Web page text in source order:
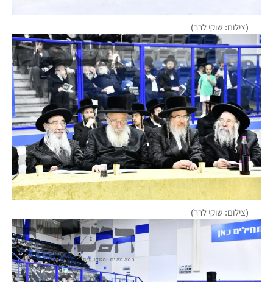
(צילום: שוקי לרר)
(צילום: שוקי לרר)